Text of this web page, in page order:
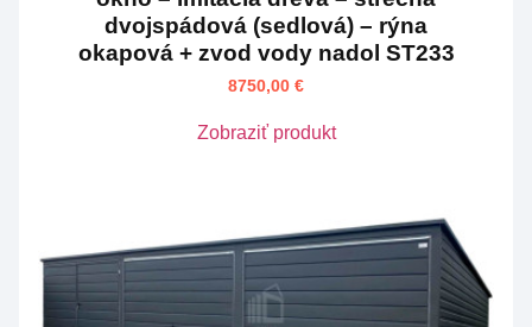
dvojspádová (sedlová) – rýna
okapová + zvod vody nadol ST233
8750,00 €
Zobraziť produkt